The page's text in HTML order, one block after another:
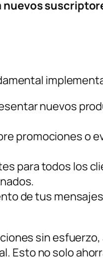
nuevos
nuevos
promociones o
para todos los
de tus
sin
Esto no solo